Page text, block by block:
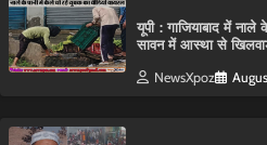
यूपी : गाजियाबाद में
सावन में आस्था से
NewsXpoz